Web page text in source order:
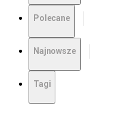
Polecane
Najnowsze
Tagi